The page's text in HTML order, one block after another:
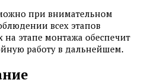
при внимательном
всех этапов
на этапе монтажа обеспечит
работу в дальнейшем.